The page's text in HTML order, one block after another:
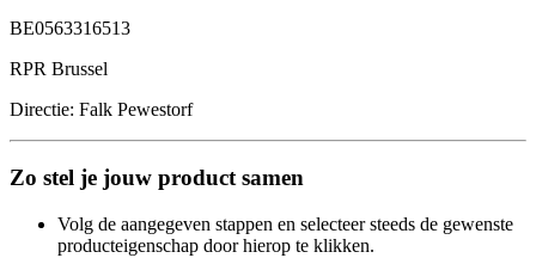
BE0563316513
RPR Brussel
Directie: Falk Pewestorf
Zo stel je jouw product samen
Volg de aangegeven stappen en selecteer steeds de gewenste
producteigenschap door hierop te klikken.